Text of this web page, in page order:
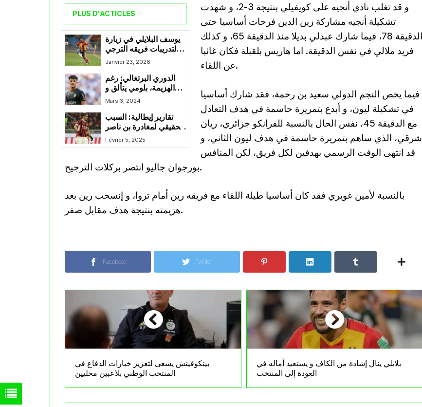
PLUS D'ACTICLES
يوسف البلايلي في زيارة
لتدريبات فريقه الترجي
التونسي تحسبا لمواجهة
Janvier 23, 2026
الدوري البرتغالي: رغم
الهزيمة، بلومي يتألق و
يسجل مع فارينسي ضد
Mars 3, 2024
تقارير إيطالية: السبب
الحقيقي لمغادرة بن ناصر
هو خلاف مع كونسيساو
Février 5, 2025
و قد تغلب نادي أنجيه على كويفيلي بنتيجة 3-2، و شهدت
تشكيلة أنجيه مشاركة زين الدين فرحات أساسيا حتى
الدقيقة 78، فيما شارك عبدلي بديلا منذ الدقيقة 65، و كذلك
فريد ملالي في نفس الدقيقة. اما هاريس بلقبلة فكان غائبا
عن اللقاء.
فيما يخص النجم الدولي سعيد بن رحمة، فقد شارك أساسيا
في تشكيلة ليون، و أبدع بتمريرة حاسمة في هدف التعادل
مع الدقيقة 45، نفس الحال بالنسبة للفرانكو جزائري، ريان
شرقي، الذي ساهم بتمريرة حاسمة في هدف ليون الثاني، و
قد انتهى الوقت الرسمي بهدفين لكل فريق، لكن المنافس
بورجوان جاليو انتصر بركلات الترجيح.
بالنسبة لأمين غويري فقد كان أساسيا طيلة اللقاء مع فريقه رين أمام تروا، و إنسحب رين بعد
هزيمته بنتيجة هدف مقابل صفر.
Facebook Twitter
بيتكوفيتش يسعى لتعزيز خيارات الدفاع في
المنتخب الوطني بلاعبين محليين
بلايلي ينال إشادة من الكاف و يستعيد آماله في
العودة إلى المنتخب